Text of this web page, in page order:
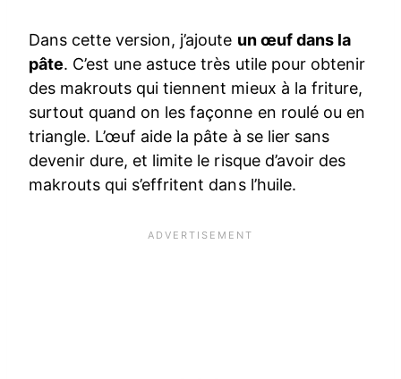
Dans cette version, j’ajoute un œuf dans la
pâte. C’est une astuce très utile pour obtenir
des makrouts qui tiennent mieux à la friture,
surtout quand on les façonne en roulé ou en
triangle. L’œuf aide la pâte à se lier sans
devenir dure, et limite le risque d’avoir des
makrouts qui s’effritent dans l’huile.